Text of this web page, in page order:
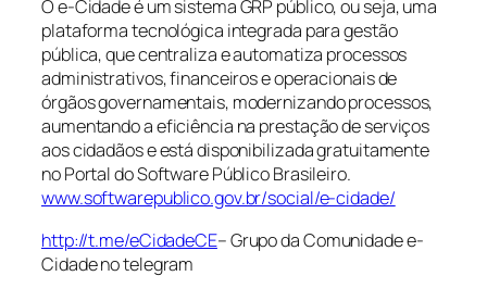
O e-Cidade é um sistema GRP público, ou seja, uma
plataforma tecnológica integrada para gestão
pública, que centraliza e automatiza processos
administrativos, financeiros e operacionais de
órgãos governamentais, modernizando processos,
aumentando a eficiência na prestação de serviços
aos cidadãos e está disponibilizada gratuitamente
no Portal do Software Público Brasileiro.
www.softwarepublico.gov.br/social/e-cidade/
http://t.me/eCidadeCE– Grupo da Comunidade e-
Cidade no telegram